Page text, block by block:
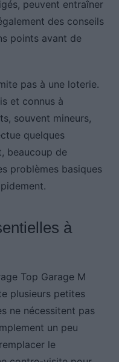
peuvent entraîner
des conseils
points avant de
pas à une loterie.
et connus à
souvent mineurs,
quelques
beaucoup de
problèmes basiques
à
Top Garage M
plusieurs petites
ne nécessitent pas
un peu
le